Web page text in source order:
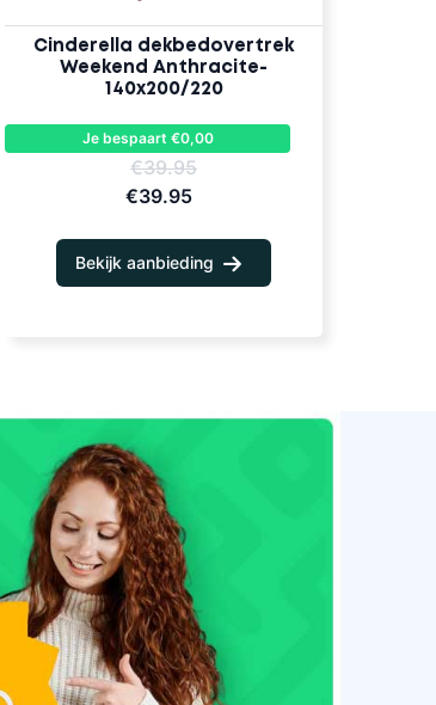
Cinderella dekbedovertrek
Weekend Anthracite-
140x200/220
Je bespaart €0,00
€39.95
€39.95
Bekijk aanbieding